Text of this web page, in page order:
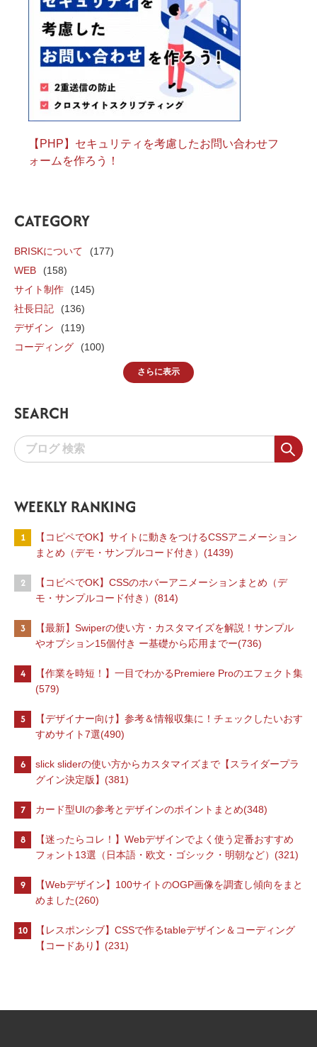
【PHP】セキュリティを考慮したお問い合わせフ
ォームを作ろう！
CATEGORY
BRISKについて
(177)
WEB
(158)
サイト制作
(145)
社長日記
(136)
デザイン
(119)
コーディング
(100)
さらに表示
SEARCH
WEEKLY RANKING
1
【コピペでOK】サイトに動きをつけるCSSアニメーション
まとめ（デモ・サンプルコード付き）(1439)
2
【コピペでOK】CSSのホバーアニメーションまとめ（デ
モ・サンプルコード付き）(814)
3
【最新】Swiperの使い方・カスタマイズを解説！サンプル
やオプション15個付き ー基礎から応用までー(736)
4
【作業を時短！】一目でわかるPremiere Proのエフェクト集
(579)
5
【デザイナー向け】参考＆情報収集に！チェックしたいおす
すめサイト7選(490)
6
slick sliderの使い方からカスタマイズまで【スライダープラ
グイン決定版】(381)
7 カード型UIの参考とデザインのポイントまとめ(348)
8
【迷ったらコレ！】Webデザインでよく使う定番おすすめ
フォント13選（日本語・欧文・ゴシック・明朝など）(321)
9
【Webデザイン】100サイトのOGP画像を調査し傾向をまと
めました(260)
10
【レスポンシブ】CSSで作るtableデザイン＆コーディング
【コードあり】(231)